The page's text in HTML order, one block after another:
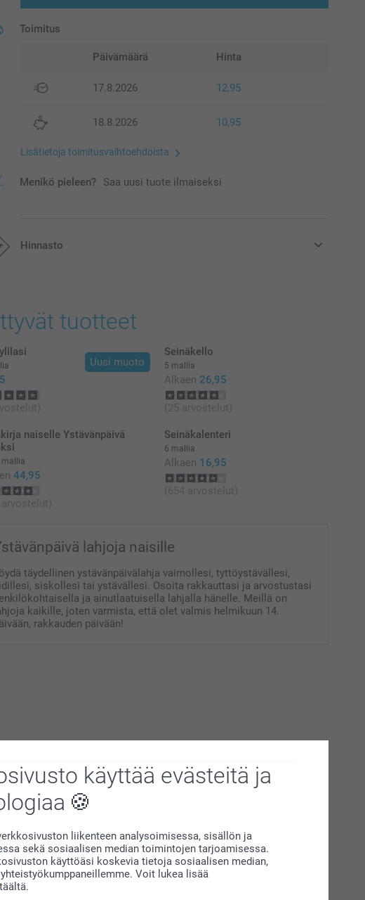
käyttää evästeitä ja
liikenteen analysoimisessa, sisällön ja
sekä sosiaalisen median toimintojen tarjoamisessa.
käyttöäsi koskevia tietoja sosiaalisen median,
Voit lukea lisää
täältä.
Toimitus
Päivämäärä Hinta
17.8.2026 12,95
18.8.2026 10,95
Lisätietoja toimitusvaihtoehdoista
Menikö pieleen? Saa uusi tuote ilmaiseksi
Hinnasto
tuotteet
Uusi muoto
Seinäkello
5 mallia
Alkaen 26,95
(25 arvostelut)
naiselle Ystävänpäivä
mallia
44,95
arvostelut)
Seinäkalenteri
6 mallia
Alkaen 16,95
(654 arvostelut)
lahjoja naisille
täydellinen ystävänpäivälahja vaimollesi, tyttöystävällesi,
siskollesi tai ystävällesi. Osoita rakkauttasi ja arvostustasi
ja ainutlaatuisella lahjalla hänelle. Meillä on
kaikille, joten varmista, että olet valmis helmikuun 14.
rakkauden päivään!